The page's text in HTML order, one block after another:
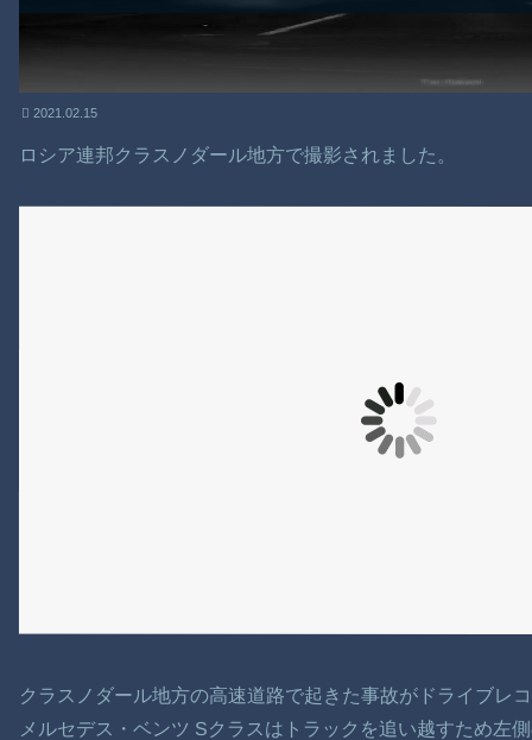
2021.02.15
ロシア連邦クラスノダール地方で撮影されました。
クラスノダール地方の高速道路で起きた事故がドライブレ
メルセデス・ベンツ Sクラスはトラックを追い越すため左